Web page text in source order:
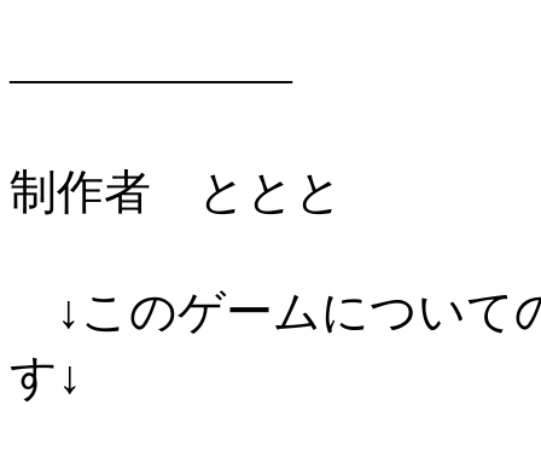
――――――
制作者 ととと
↓このゲームについて
す↓